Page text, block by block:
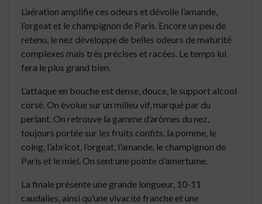
L’aération amplifie ces odeurs et dévoile l’amande,
l’orgeat et le champignon de Paris. Encore un peu de
retenu, le nez développe de belles odeurs de maturité
complexes mais très précises et racées. Le temps lui
fera le plus grand bien.
L’attaque en bouche est dense, douce, le support alcool
corsé. On évolue sur un milieu vif, marqué par du
perlant. On retrouve la gamme d’arômes du nez,
toujours portée sur les fruits confits, la pomme, le
coing, l’abricot, l’orgeat, l’amande, le champignon de
Paris et le miel. On sent une pointe d’amertume.
La finale présente une grande longueur, 10-11
caudalies, ainsi qu’une vivacité franche et une